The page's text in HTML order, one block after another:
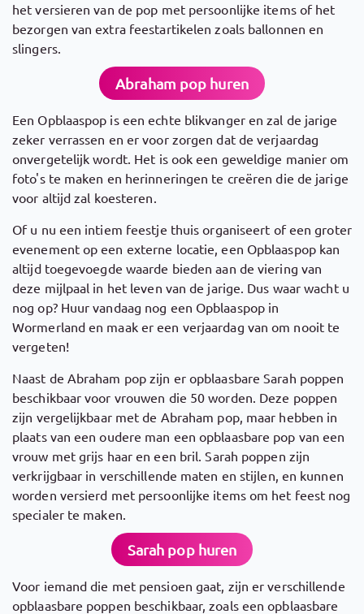
het versieren van de pop met persoonlijke items of het
bezorgen van extra feestartikelen zoals ballonnen en
slingers.
Abraham pop huren
Een Opblaaspop is een echte blikvanger en zal de jarige
zeker verrassen en er voor zorgen dat de verjaardag
onvergetelijk wordt. Het is ook een geweldige manier om
foto's te maken en herinneringen te creëren die de jarige
voor altijd zal koesteren.
Of u nu een intiem feestje thuis organiseert of een groter
evenement op een externe locatie, een Opblaaspop kan
altijd toegevoegde waarde bieden aan de viering van
deze mijlpaal in het leven van de jarige. Dus waar wacht u
nog op? Huur vandaag nog een Opblaaspop in
Wormerland en maak er een verjaardag van om nooit te
vergeten!
Naast de Abraham pop zijn er opblaasbare Sarah poppen
beschikbaar voor vrouwen die 50 worden. Deze poppen
zijn vergelijkbaar met de Abraham pop, maar hebben in
plaats van een oudere man een opblaasbare pop van een
vrouw met grijs haar en een bril. Sarah poppen zijn
verkrijgbaar in verschillende maten en stijlen, en kunnen
worden versierd met persoonlijke items om het feest nog
specialer te maken.
Sarah pop huren
Voor iemand die met pensioen gaat, zijn er verschillende
opblaasbare poppen beschikbaar, zoals een opblaasbare